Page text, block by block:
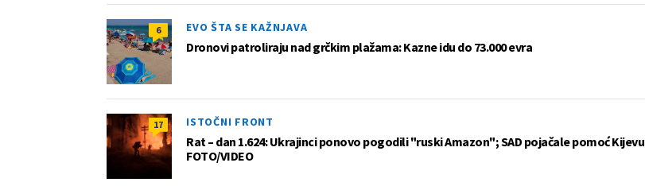
6 EVO ŠTA SE KAŽNJAVA
Dronovi patroliraju nad grčkim plažama: Kazne idu do 73.000 evra
17 ISTOČNI FRONT
Rat – dan 1.624: Ukrajinci ponovo pogodili "ruski Amazon"; SAD pojačale pomoć Kijevu
FOTO/VIDEO